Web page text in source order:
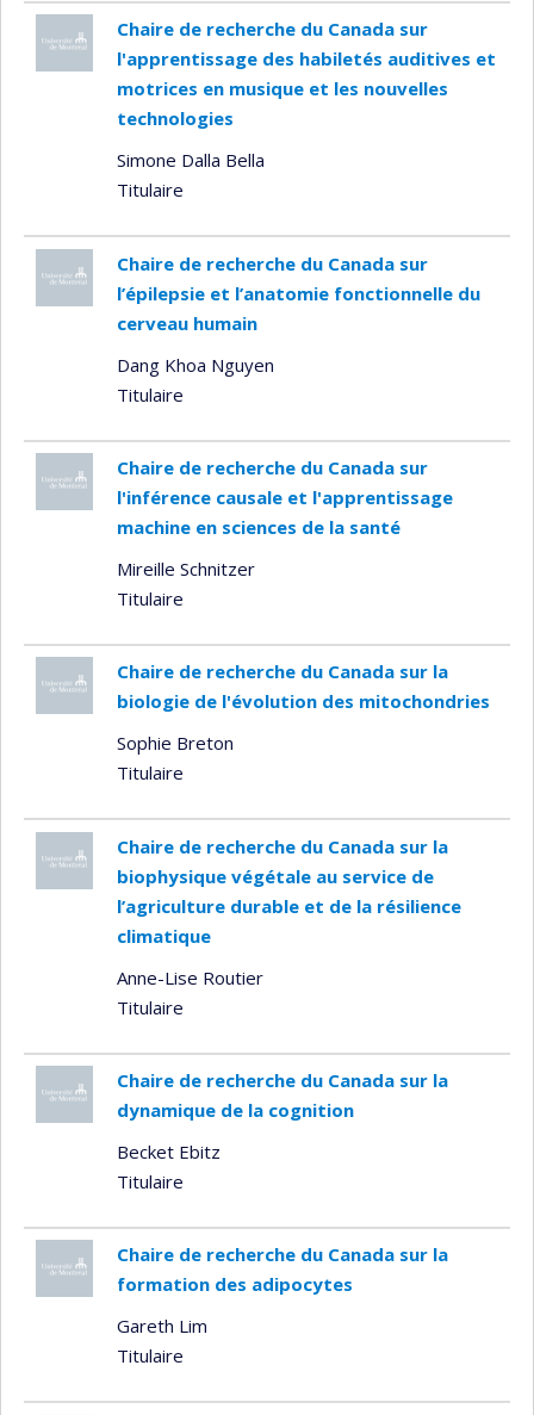
Chaire de recherche du Canada sur
l'apprentissage des habiletés auditives et
motrices en musique et les nouvelles
technologies
Simone Dalla Bella
Titulaire
Chaire de recherche du Canada sur
l’épilepsie et l’anatomie fonctionnelle du
cerveau humain
Dang Khoa Nguyen
Titulaire
Chaire de recherche du Canada sur
l'inférence causale et l'apprentissage
machine en sciences de la santé
Mireille Schnitzer
Titulaire
Chaire de recherche du Canada sur la
biologie de l'évolution des mitochondries
Sophie Breton
Titulaire
Chaire de recherche du Canada sur la
biophysique végétale au service de
l’agriculture durable et de la résilience
climatique
Anne-Lise Routier
Titulaire
Chaire de recherche du Canada sur la
dynamique de la cognition
Becket Ebitz
Titulaire
Chaire de recherche du Canada sur la
formation des adipocytes
Gareth Lim
Titulaire